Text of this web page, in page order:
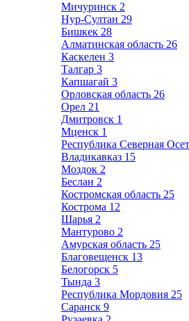
Мичуринск 2
Нур-Султан 29
Бишкек 28
Алматинская область 26
Каскелен 3
Талгар 3
Капшагай 3
Орловская область 26
Орел 21
Дмитровск 1
Мценск 1
Республика Северная
Владикавказ 15
Моздок 2
Беслан 2
Костромская область 25
Кострома 12
Шарья 2
Мантурово 2
Амурская область 25
Благовещенск 13
Белогорск 5
Тында 3
Республика Мордовия 25
Саранск 9